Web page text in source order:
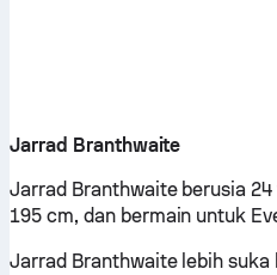
Jarrad Branthwaite
Jarrad Branthwaite berusia
195 cm, dan bermain untuk
Jarrad Branthwaite lebih